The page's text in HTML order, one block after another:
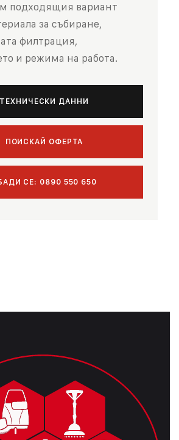
подходящия вариант
за събиране,
филтрация,
и режима на работа.
ТЕХНИЧЕСКИ ДАННИ
ПОИСКАЙ ОФЕРТА
СЕ: 0890 550 650